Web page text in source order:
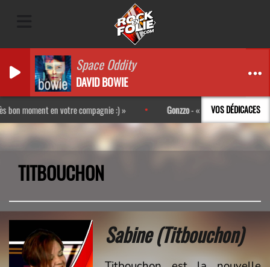
Space Oddity
DAVID BOWIE
VOS DÉDICACES
en votre compagnie :) Gonzzo- Mais quelle belle idée que
TITBOUCHON
Sabine(Titbouchon)